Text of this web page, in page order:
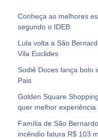
Conheça as melhores
segundo o IDEB
Lula volta a São
Vila Euclides
Sodiê Doces lança bolo
Pais
Golden Square
quer melhor
Família de São
incêndio fatura R$ 103